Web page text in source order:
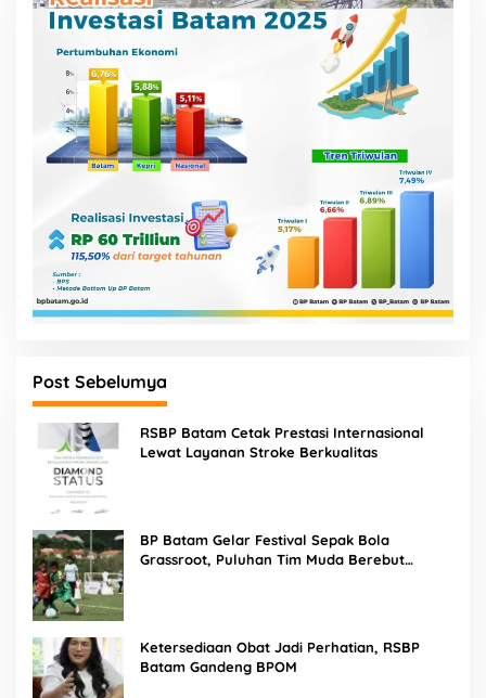
Post Sebelumya
RSBP Batam Cetak Prestasi Internasional
Lewat Layanan Stroke Berkualitas
BP Batam Gelar Festival Sepak Bola
Grassroot, Puluhan Tim Muda Berebut
Ketersediaan Obat Jadi Perhatian, RSBP
Batam Gandeng BPOM